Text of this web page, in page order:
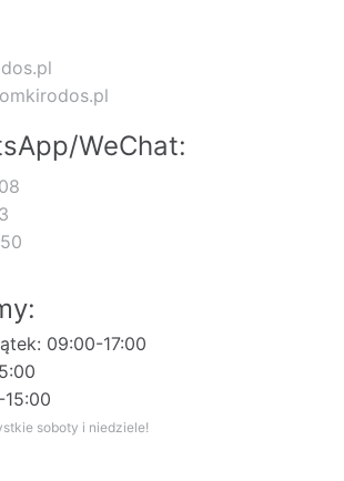
WeChat:
09:00-17:00
15:00
soboty i niedziele!